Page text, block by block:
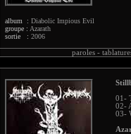
album : Diabolic Impious Evil
groupe : Azarath
sortie : 2006
paroles -
01-
02-
03-